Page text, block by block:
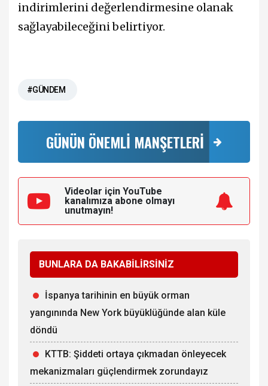
indirimlerini değerlendirmesine olanak
sağlayabileceğini belirtiyor.
#GÜNDEM
GÜNÜN ÖNEMLİ MANŞETLERİ
Videolar için YouTube
kanalımıza abone olmayı
unutmayın!
BUNLARA DA BAKABİLİRSİNİZ
İspanya tarihinin en büyük orman
yangınında New York büyüklüğünde alan küle
döndü
KTTB: Şiddeti ortaya çıkmadan önleyecek
mekanizmaları güçlendirmek zorundayız